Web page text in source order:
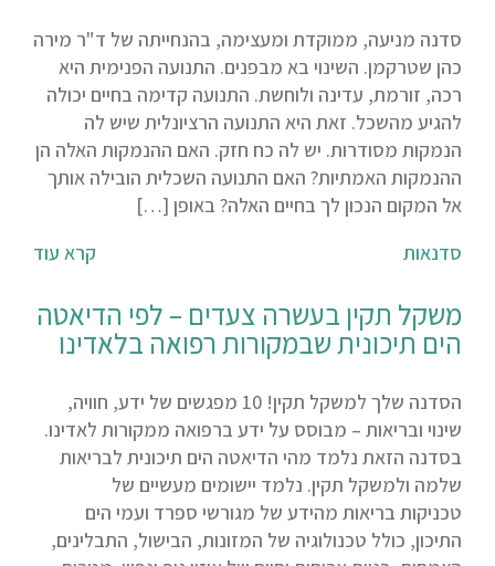
סדנה מניעה, ממוקדת ומעצימה, בהנחייתה של ד"ר מירה
כהן שטרקמן. השינוי בא מבפנים. התנועה הפנימית היא
רכה, זורמת, עדינה ולוחשת. התנועה קדימה בחיים יכולה
להגיע מהשכל. זאת היא התנועה הרציונלית שיש לה
הנמקות מסודרות. יש לה כח חזק. האם ההנמקות האלה הן
ההנמקות האמתיות? האם התנועה השכלית הובילה אותך
אל המקום הנכון לך בחיים האלה? באופן […]
סדנאות
קרא עוד
משקל תקין בעשרה צעדים – לפי הדיאטה
הים תיכונית שבמקורות רפואה בלאדינו
הסדנה שלך למשקל תקין! 10 מפגשים של ידע, חוויה,
שינוי ובריאות – מבוסס על ידע ברפואה ממקורות לאדינו.
בסדנה הזאת נלמד מהי הדיאטה הים תיכונית לבריאות
שלמה ולמשקל תקין. נלמד יישומים מעשיים של
טכניקות בריאות מהידע של מגורשי ספרד ועמי הים
התיכון, כולל טכנולוגיה של המזונות, הבישול, התבלינים,